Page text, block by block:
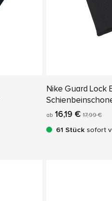
Nike Guard Lock
ab 16,19 € 17,99 €
61 Stück sofort